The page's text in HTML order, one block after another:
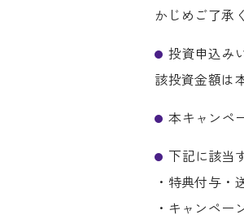
かじめご了承
投資申込み
該投資金額は
本キャンペ
下記に該当
・特典付与・
・キャンペ